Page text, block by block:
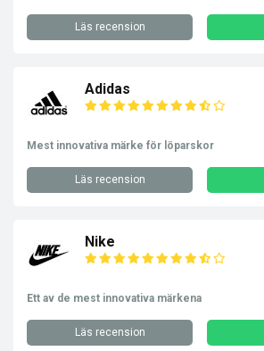
Läs recension
Adidas
Mest innovativa märke för löparskor
Läs recension
Nike
Ett av de mest innovativa märkena
Läs recension